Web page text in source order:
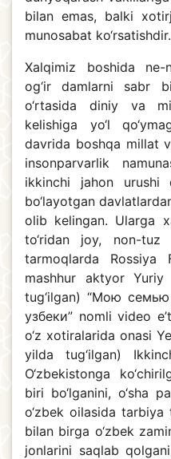
bilan emas, balki
munosabat ko‘rsatishdir.
Xalqimiz boshida ne-
og‘ir damlarni sabr
o‘rtasida diniy va
kelishiga yo‘l
davrida boshqa millat
insonparvarlik
ikkinchi jahon urushi
bo‘layotgan
olib kelingan. Ularga
to‘ridan joy, non-tuz
tarmoqlarda Rossiya
mashhur aktyor Yuriy
tug‘ilgan) “Мою
узбеки” nomli video
o‘z xotiralarida onasi
yilda tug‘ilgan)
O‘zbekistonga
biri bo‘lganini, o‘sha
o‘zbek oilasida
bilan birga o‘zbek
jonlarini saqlab